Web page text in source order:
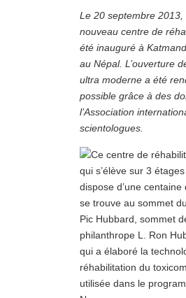
Le 20 septembre 2013,
nouveau centre de
été inauguré à
au Népal. L’ouverture
ultra moderne a été
possible grâce à des
l’Association
scientologues.